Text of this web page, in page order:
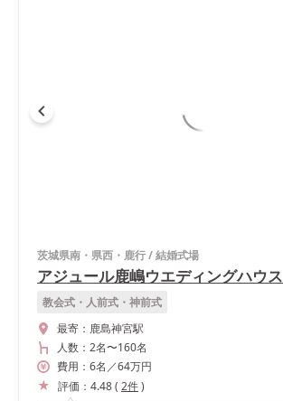
茨城県南・県西・鹿行/結婚式場
アジュール鹿嶋ウエディングハウス
教会式・人前式・神前式
最寄： 鹿島神宮駅
人数： 2名〜160名
費用： 6名 ／64万円
評価： 4.48( 2件)